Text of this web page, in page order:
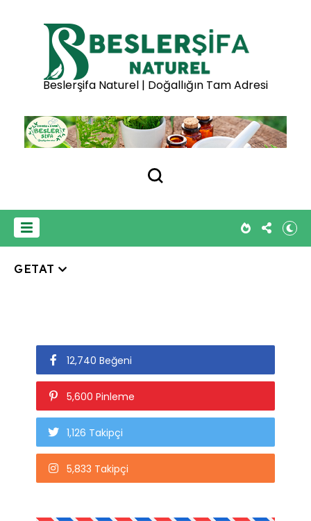
Beslerşifa Naturel | Doğallığın Tam Adresi
GETAT
12,740 Beğeni
5,600 Pinleme
1,126 Takipçi
5,833 Takipçi